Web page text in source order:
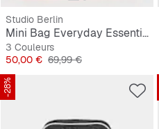
Studio Berlin
Mini Bag Everyday Essential Bag Dahlem
3 Couleurs
Prix
50,00 € Prix original
69,99 €
-28%